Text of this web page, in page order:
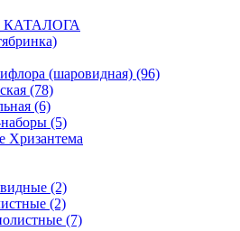
(шаровидная) (96)
(78)
(6)
(5)
Хризантема
(2)
(2)
(7)